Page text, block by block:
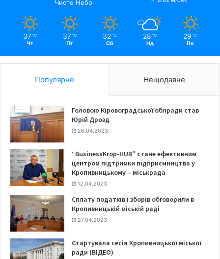
Чисте Небо
37 ℃
Чт
37 ℃
Пт
32 ℃
Сб
28 ℃
Нд
29 ℃
Пн
Популярне Нещодавне
Головою Кіровоградської облради став
Юрій Дрозд
26.04.2023
“BusinessKrop-HUB” стане ефективним
центром підтримки підприємництва у
Кропивницькому – міськрада
12.04.2023
Сплату податків і зборів обговорили в
Кропивницькій міській раді
27.04.2023
Стартувала сесія Кропивницької міської
ради (ВІДЕО)